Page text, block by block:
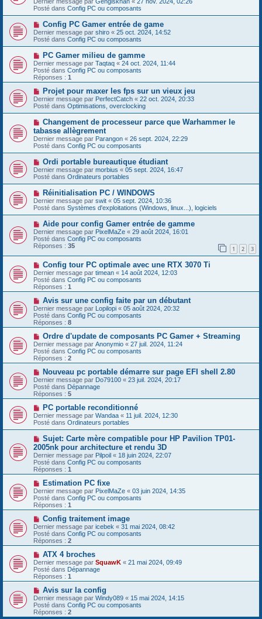
e
e
s
s
a
g
e
v
e
a
u
m
e
s
s
a
g
e
Posté dans Config PC ou composants
N
o
u
v
e
a
u
m
e
s
a
g
e
Config PC Gamer entrée de game
Dernier message par shiro « 25 oct. 2024, 14:52
Posté dans Config PC ou composants
N
o
u
v
e
a
u
m
e
s
a
g
e
PC Gamer milieu de gamme
Dernier message par Taqtaq « 24 oct. 2024, 11:44
Posté dans Config PC ou composants
Réponses : 1
N
o
u
v
a
u
m
e
s
s
g
e
Projet pour maxer les fps sur un vieux jeu
Dernier message par PerfectCatch « 22 oct. 2024, 20:33
Posté dans Optimisations, overclocking
N
o
u
v
e
a
u
m
e
s
s
a
g
e
Changement de processeur parce que Warhammer le
tabasse allègrement
Dernier message par Parangon « 26 sept. 2024, 22:29
Posté dans Config PC ou composants
N
o
u
v
e
a
u
m
e
s
s
a
g
e
Ordi portable bureautique étudiant
Dernier message par morbius « 05 sept. 2024, 16:47
Posté dans Ordinateurs portables
N
o
u
v
a
u
m
e
s
s
a
g
e
Réinitialisation PC / WINDOWS
Dernier message par swit « 05 sept. 2024, 10:36
Posté dans Systèmes d'exploitations (Windows, linux...), logiciels
N
o
u
v
e
a
u
m
e
s
s
a
g
e
Aide pour config Gamer entrée de gamme
Dernier message par PixelMaZe « 29 août 2024, 16:01
Posté dans Config PC ou composants
Réponses : 35 1 2 3
N
o
u
v
e
u
m
e
s
s
a
g
e
Config tour PC optimale avec une RTX 3070 Ti
Dernier message par timean « 14 août 2024, 12:03
Posté dans Config PC ou composants
Réponses : 1
N
o
u
v
e
a
m
e
s
s
a
g
e
Avis sur une config faite par un débutant
Dernier message par Lopilopi « 05 août 2024, 20:32
Posté dans Config PC ou composants
Réponses : 8
N
o
u
v
e
a
u
m
e
s
s
a
g
e
Ordre d'update de composants PC Gamer + Streaming
Dernier message par Anonymio « 27 juil. 2024, 11:24
Posté dans Config PC ou composants
Réponses : 2
N
o
u
v
e
a
u
m
e
s
a
g
e
Nouveau pc portable démarre sur page EFI shell 2.80
Dernier message par Do79100 « 23 juil. 2024, 20:17
Posté dans Dépannage
Réponses : 5
N
o
u
v
e
a
u
m
e
s
s
g
e
PC portable reconditionné
Dernier message par Wandaa « 11 juil. 2024, 12:30
Posté dans Ordinateurs portables
N
o
u
v
e
a
u
m
e
s
s
g
e
Sujet: Carte mère compatible pour HP Pavilion TP01-
2005nk pour architecture et rendu 3D
Dernier message par Pilpoil « 18 juin 2024, 22:07
Posté dans Config PC ou composants
Réponses : 1
N
o
u
v
e
a
m
e
s
a
g
e
Estimation PC fixe
Dernier message par PixelMaZe « 03 juin 2024, 14:35
Posté dans Config PC ou composants
Réponses : 1
N
o
u
v
e
u
m
e
s
a
g
e
Config traitement image
Dernier message par icebek « 31 mai 2024, 08:42
Posté dans Config PC ou composants
Réponses : 2
N
o
u
v
e
u
m
e
s
ATX 4 broches
Dernier message par SquawK « 21 mai 2024, 09:49
Posté dans Dépannage
Réponses : 1
N
o
u
v
e
Avis sur la config
Dernier message par Windy089 « 15 mai 2024, 14:15
Posté dans Config PC ou composants
Réponses : 2